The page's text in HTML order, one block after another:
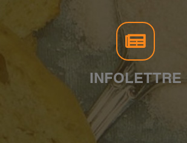
INFOLETTRE